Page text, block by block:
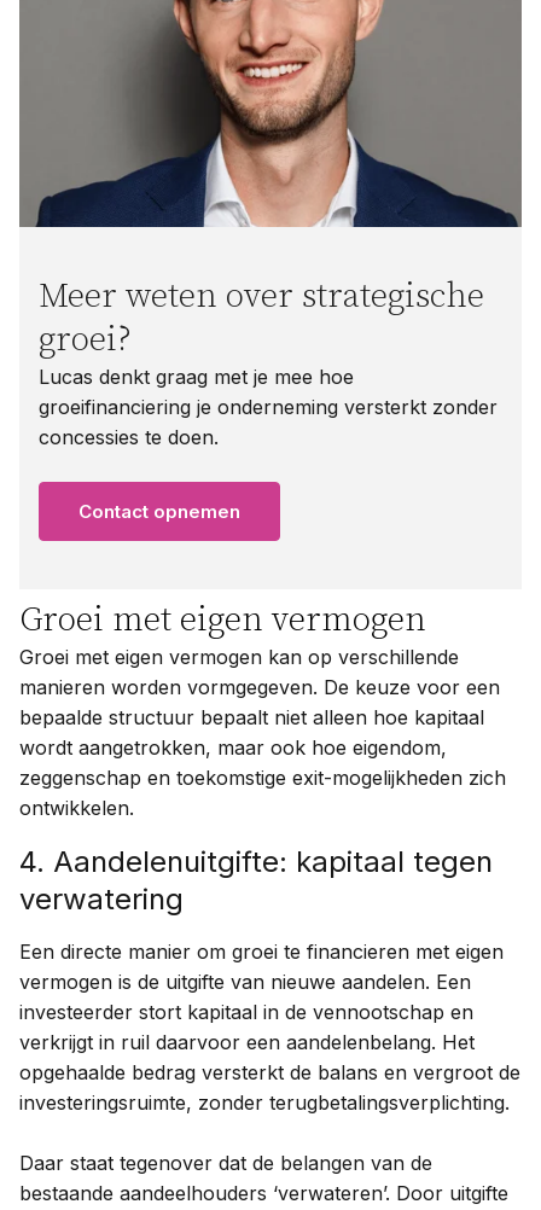
Meer weten over strategische
groei?
Lucas denkt graag met je mee hoe
groeifinanciering je onderneming versterkt zonder
concessies te doen.
Contact opnemen
Groei met eigen vermogen
Groei met eigen vermogen kan op verschillende
manieren worden vormgegeven. De keuze voor een
bepaalde structuur bepaalt niet alleen hoe kapitaal
wordt aangetrokken, maar ook hoe eigendom,
zeggenschap en toekomstige exit-mogelijkheden zich
ontwikkelen.
4. Aandelenuitgifte: kapitaal tegen
verwatering
Een directe manier om groei te financieren met eigen
vermogen is de uitgifte van nieuwe aandelen. Een
investeerder stort kapitaal in de vennootschap en
verkrijgt in ruil daarvoor een aandelenbelang. Het
opgehaalde bedrag versterkt de balans en vergroot de
investeringsruimte, zonder terugbetalingsverplichting.
Daar staat tegenover dat de belangen van de
bestaande aandeelhouders ‘verwateren’. Door uitgifte